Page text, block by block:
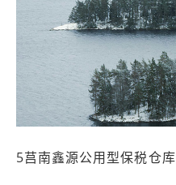
5莒南鑫源公用型保税仓库